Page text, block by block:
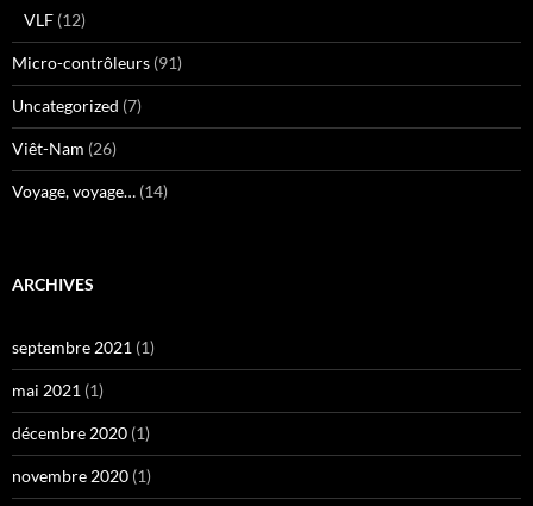
VLF (12)
Micro-contrôleurs (91)
Uncategorized (7)
Viêt-Nam (26)
Voyage, voyage… (14)
ARCHIVES
septembre 2021 (1)
mai 2021 (1)
décembre 2020 (1)
novembre 2020 (1)